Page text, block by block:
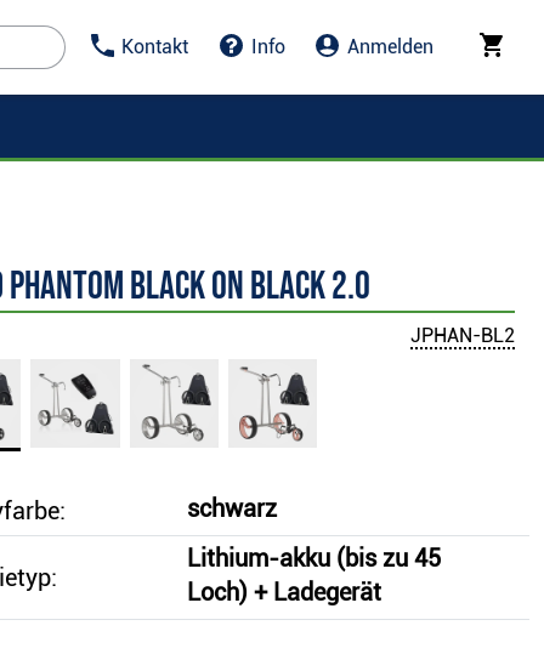
Kontakt Info Anmelden
Phantom black on black 2.0
JPHAN-BL2
schwarz
Lithium-akku (bis zu 45
Loch) + Ladegerät